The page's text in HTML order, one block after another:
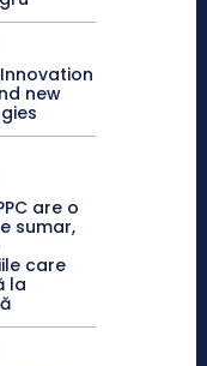
new
are o
sumar,
care
la